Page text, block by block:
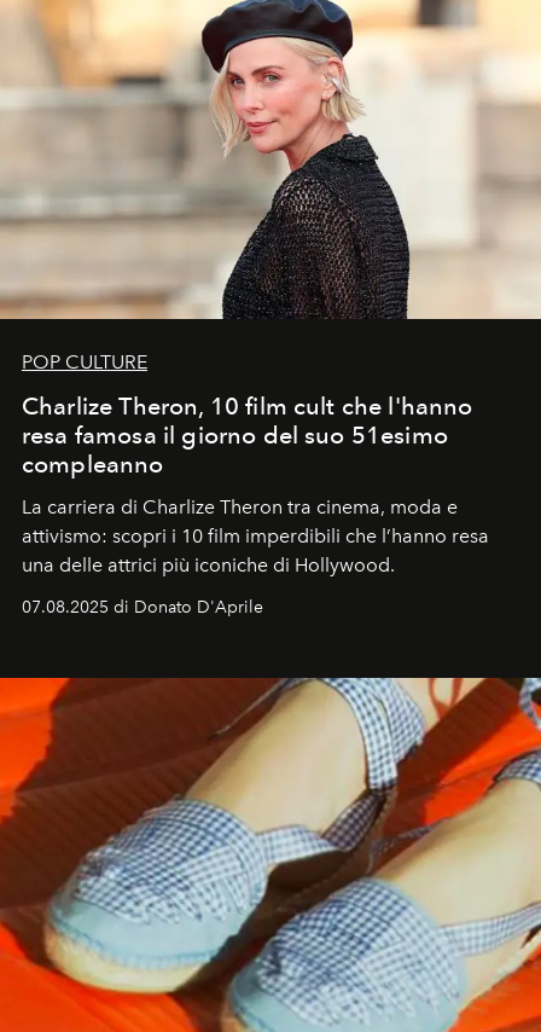
POP CULTURE
Charlize Theron, 10 film cult che l'hanno
resa famosa il giorno del suo 51esimo
compleanno
La carriera di Charlize Theron tra cinema, moda e
attivismo: scopri i 10 film imperdibili che l’hanno resa
una delle attrici più iconiche di Hollywood.
07.08.2025 di Donato D'Aprile